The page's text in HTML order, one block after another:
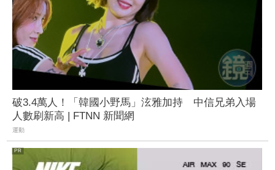
破3.4萬人！「韓國小野馬」泫雅加持 中信兄弟入場
人數刷新高 | FTNN 新聞網
運動